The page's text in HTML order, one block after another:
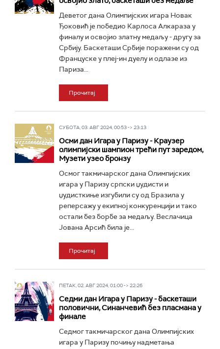
Деветог дана Олимпијских игара Новак
Ђоковић је победио Карлоса Алкараза у
финалу и освојио златну медаљу - другу за
Србију. Баскеташи Србије поражени су од
Француске у плеј-ин дуелу и одлазе из
Париза...
Прочитај
СУБОТА, 03. АВГ 2024, 00:53 -> 23:13
Осми дан Игара у Паризу - Краузер
олимпијски шампион трећи пут заредом,
Музети узео бронзу
Осмог такмичарског дана Олимпијских
игара у Паризу српски џудисти и
џудисткиње изгубили су од Бразила у
реперсажу у екипној конкуренцији и тако
остали без борбе за медаљу. Веслачица
Јована Арсић била је...
Прочитај
ПЕТАК, 02. АВГ 2024, 01:00 -> 22:26
Седми дан Игара у Паризу - баскеташи
половични, Синанчевић без пласмана у
финале
Седмог такмичарског дана Олимпијских
игара у Паризу почињу надметања